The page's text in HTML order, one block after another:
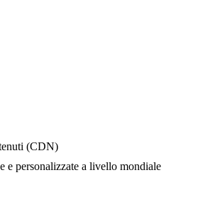
(CDN)
e personalizzate a livello mondiale